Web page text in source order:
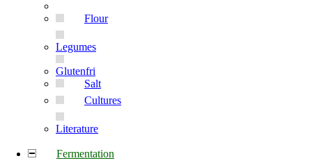
Flour
Legumes
Glutenfri
Salt
Cultures
Literature
Fermentation